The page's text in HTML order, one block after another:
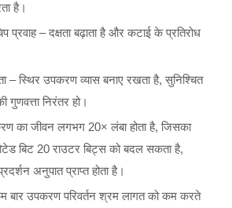
है।
प्रवाह – दक्षता बढ़ाता है और कटाई के प्रतिरोध
– स्थिर उपकरण व्यास बनाए रखता है, सुनिश्चित
गुणवत्ता निरंतर हो।
का जीवन लगभग 20× लंबा होता है, जिसका
बिट 20 राउटर बिट्स को बदल सकता है,
अनुपात प्राप्त होता है।
बार उपकरण परिवर्तन श्रम लागत को कम करते